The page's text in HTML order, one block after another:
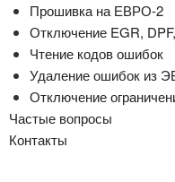
Прошивка на ЕВРО-2
Отключение EGR,
Чтение кодов ошибок
Удаление ошибок из
Отключение
Частые вопросы
Контакты